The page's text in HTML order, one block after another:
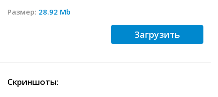
Размер: 28.92 Mb
Загрузить
Скриншоты: